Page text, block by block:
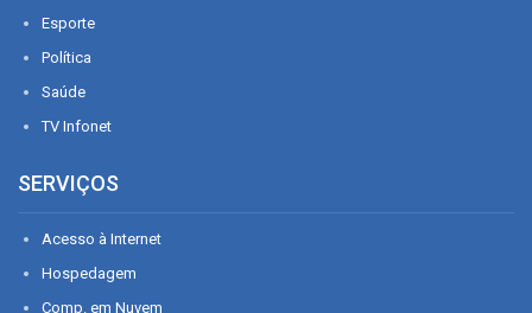
Esporte
Política
Saúde
TV Infonet
SERVIÇOS
Acesso à Internet
Hospedagem
Comp. em Nuvem